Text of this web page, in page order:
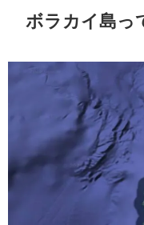
ボラカイ島っ